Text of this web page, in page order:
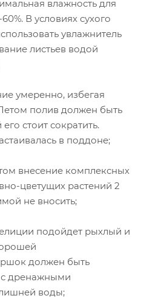
влажность для
В условиях сухого
увлажнитель
листьев водой
умеренно, избегая
полив должен быть
стоит сократить.
в поддоне;
внесение комплексных
цветущих растений 2
не вносить;
подойдет рыхлый и
должен быть
с дренажными
воды;